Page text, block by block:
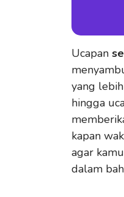
Ucapan
yang
hingga
kapan
agar
dalam